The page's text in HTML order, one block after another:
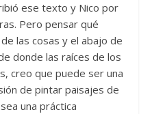
ese texto y Nico por
Pero pensar qué
las cosas y el abajo de
donde las raíces de los
creo que puede ser una
de pintar paisajes de
una práctica